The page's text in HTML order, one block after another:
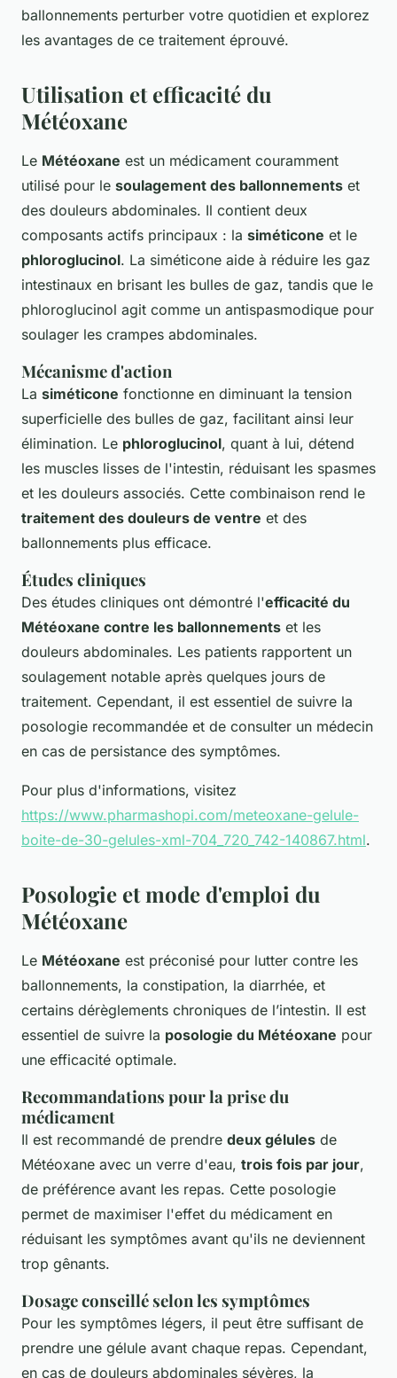
ballonnements perturber votre quotidien et explorez
les avantages de ce traitement éprouvé.
Utilisation et efficacité du
Météoxane
Le Météoxane est un médicament couramment
utilisé pour le soulagement des ballonnements et
des douleurs abdominales. Il contient deux
composants actifs principaux : la siméticone et le
phloroglucinol. La siméticone aide à réduire les gaz
intestinaux en brisant les bulles de gaz, tandis que le
phloroglucinol agit comme un antispasmodique pour
soulager les crampes abdominales.
Mécanisme d'action
La siméticone fonctionne en diminuant la tension
superficielle des bulles de gaz, facilitant ainsi leur
élimination. Le phloroglucinol, quant à lui, détend
les muscles lisses de l'intestin, réduisant les spasmes
et les douleurs associés. Cette combinaison rend le
traitement des douleurs de ventre et des
ballonnements plus efficace.
Études cliniques
Des études cliniques ont démontré l'efficacité du
Météoxane contre les ballonnements et les
douleurs abdominales. Les patients rapportent un
soulagement notable après quelques jours de
traitement. Cependant, il est essentiel de suivre la
posologie recommandée et de consulter un médecin
en cas de persistance des symptômes.
Pour plus d'informations, visitez
https://www.pharmashopi.com/meteoxane-gelule-
boite-de-30-gelules-xml-704_720_742-140867.html.
Posologie et mode d'emploi du
Météoxane
Le Météoxane est préconisé pour lutter contre les
ballonnements, la constipation, la diarrhée, et
certains dérèglements chroniques de l’intestin. Il est
essentiel de suivre la posologie du Météoxane pour
une efficacité optimale.
Recommandations pour la prise du
médicament
Il est recommandé de prendre deux gélules de
Météoxane avec un verre d'eau, trois fois par jour,
de préférence avant les repas. Cette posologie
permet de maximiser l'effet du médicament en
réduisant les symptômes avant qu'ils ne deviennent
trop gênants.
Dosage conseillé selon les symptômes
Pour les symptômes légers, il peut être suffisant de
prendre une gélule avant chaque repas. Cependant,
en cas de douleurs abdominales sévères, la